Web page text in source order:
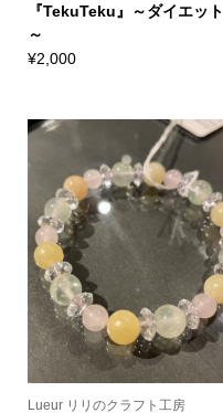
『TekuTeku』～ダイエット
～
¥2,000
Lueur リリのクラフト工房